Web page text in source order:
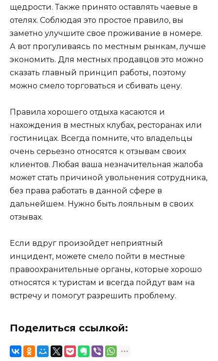
щедрости. Также принято оставлять чаевые в
отелях. Соблюдая это простое правило, вы
заметно улучшите свое проживание в номере.
А вот прогуливаясь по местным рынкам, лучше
экономить. Для местных продавцов это можно
сказать главный принцип работы, поэтому
можно смело торговаться и сбивать цену.
Правила хорошего отдыха касаются и
нахождения в местных клубах, ресторанах или
гостиницах. Всегда помните, что владельцы
очень серьезно относятся к отзывам своих
клиентов. Любая ваша незначительная жалоба
может стать причиной увольнения сотрудника,
без права работать в данной сфере в
дальнейшем. Нужно быть лояльным в своих
отзывах.
Если вдруг произойдет неприятный
инцидент, можете смело пойти в местные
правоохранительные органы, которые хорошо
относятся к туристам и всегда пойдут вам на
встречу и помогут разрешить проблему.
Поделиться ссылкой: